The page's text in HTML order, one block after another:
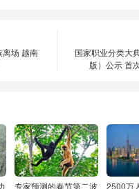
离场 越南
国家职业分类大
版）公示 首
专家预测的春节第二波
2500万